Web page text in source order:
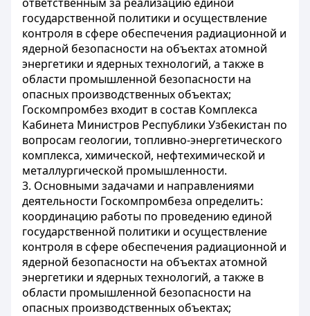
государственной политики и осуществление
контроля в сфере обеспечения радиационной и
ядерной безопасности на объектах атомной
энергетики и ядерных технологий, а также в
области промышленной безопасности на
опасных производственных объектах;
Госкомпромбез входит в состав Комплекса
Кабинета Министров Республики Узбекистан по
вопросам геологии, топливно-энергетического
комплекса, химической, нефтехимической и
металлургической промышленности.
3. Основными задачами и направлениями
деятельности Госкомпромбеза определить:
координацию работы по проведению единой
государственной политики и осуществление
контроля в сфере обеспечения радиационной и
ядерной безопасности на объектах атомной
энергетики и ядерных технологий, а также в
области промышленной безопасности на
опасных производственных объектах;